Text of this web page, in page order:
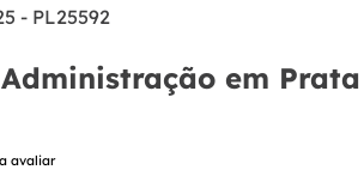
- PL25592
em Prata
avaliar